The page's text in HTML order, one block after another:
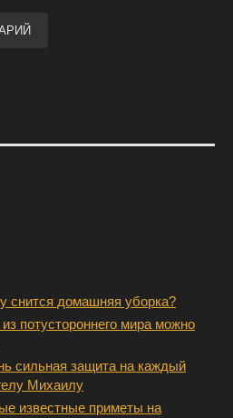
снится домашняя уборка?
из потустороннего мира можно
сильная защита на каждый
Михаилу
известные приметы на